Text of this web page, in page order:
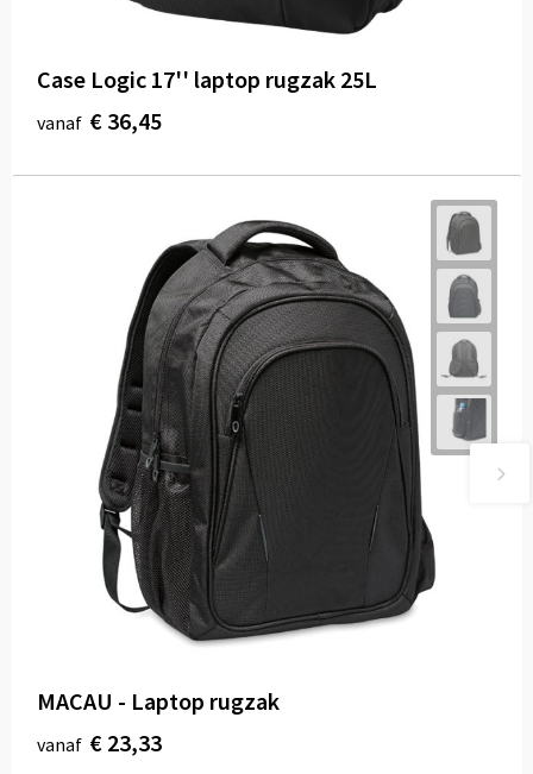
Case Logic 17'' laptop rugzak 25L
vanaf € 36,45
MACAU - Laptop rugzak
vanaf € 23,33